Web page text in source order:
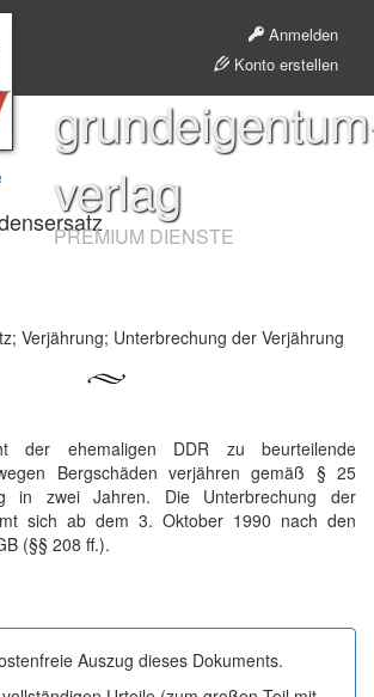
Anmelden
Konto erstellen
verlag
PREMIUM DIENSTE
Verjährung; Unterbrechung der Verjährung
der ehemaligen DDR zu beurteilende
Bergschäden verjähren gemäß § 25
in zwei Jahren. Die Unterbrechung der
sich ab dem 3. Oktober 1990 nach den
(§§ 208 ff.).
Auszug dieses Dokuments.